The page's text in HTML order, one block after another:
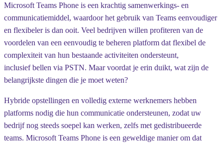
Microsoft Teams Phone is een krachtig samenwerkings- en
communicatiemiddel, waardoor het gebruik van Teams eenvoudiger
en flexibeler is dan ooit. Veel bedrijven willen profiteren van de
voordelen van een eenvoudig te beheren platform dat flexibel de
complexiteit van hun bestaande activiteiten ondersteunt,
inclusief bellen via PSTN. Maar voordat je erin duikt, wat zijn de
belangrijkste dingen die je moet weten?
Hybride opstellingen en volledig externe werknemers hebben
platforms nodig die hun communicatie ondersteunen, zodat uw
bedrijf nog steeds soepel kan werken, zelfs met gedistribueerde
teams. Microsoft Teams Phone is een geweldige manier om dat